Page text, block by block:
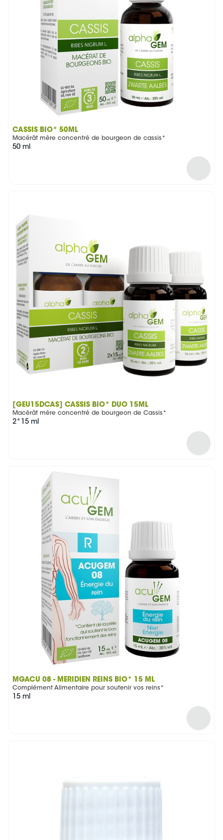
CASSIS BIO* 50ML
Macérât mère concentré de bourgeon de cassis*
50 ml
[GEU15DCAS] CASSIS BIO* DUO 15ML
Macérât mère concentré de bourgeon de Cassis*
2*15 ml
MGACU 08 - MÉRIDIEN REINS BIO* 15 ML
Complément Alimentaire pour soutenir vos reins*
15 ml